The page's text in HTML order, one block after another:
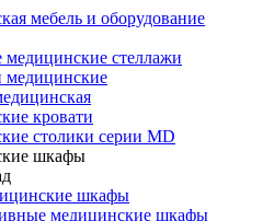
мебель и оборудование
стеллажи
медицинские
кровати
столики серии MD
шкафы
шкафы
медицинские шкафы